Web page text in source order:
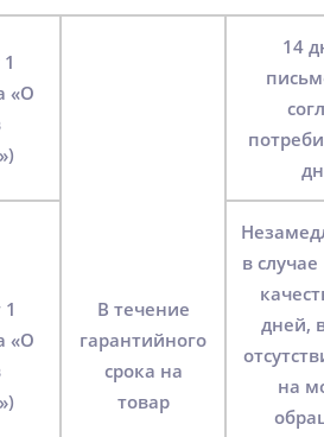
«О
В течение
гарантийного
срока на
товар
14
«О
в
дней,
на